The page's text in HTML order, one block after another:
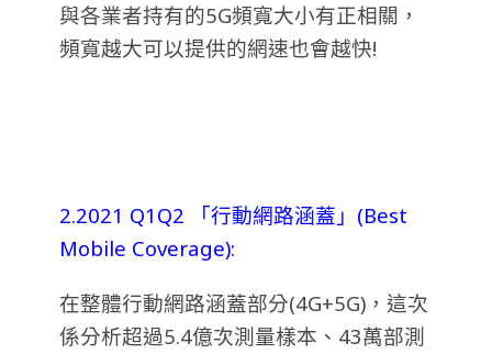
與各業者持有的5G頻寬大小有正相關，
頻寬越大可以提供的網速也會越快!
2.2021 Q1Q2 「行動網路涵蓋」(Best
Mobile Coverage):
在整體行動網路涵蓋部分(4G+5G)，這次
係分析超過5.4億次測量樣本、43萬部測